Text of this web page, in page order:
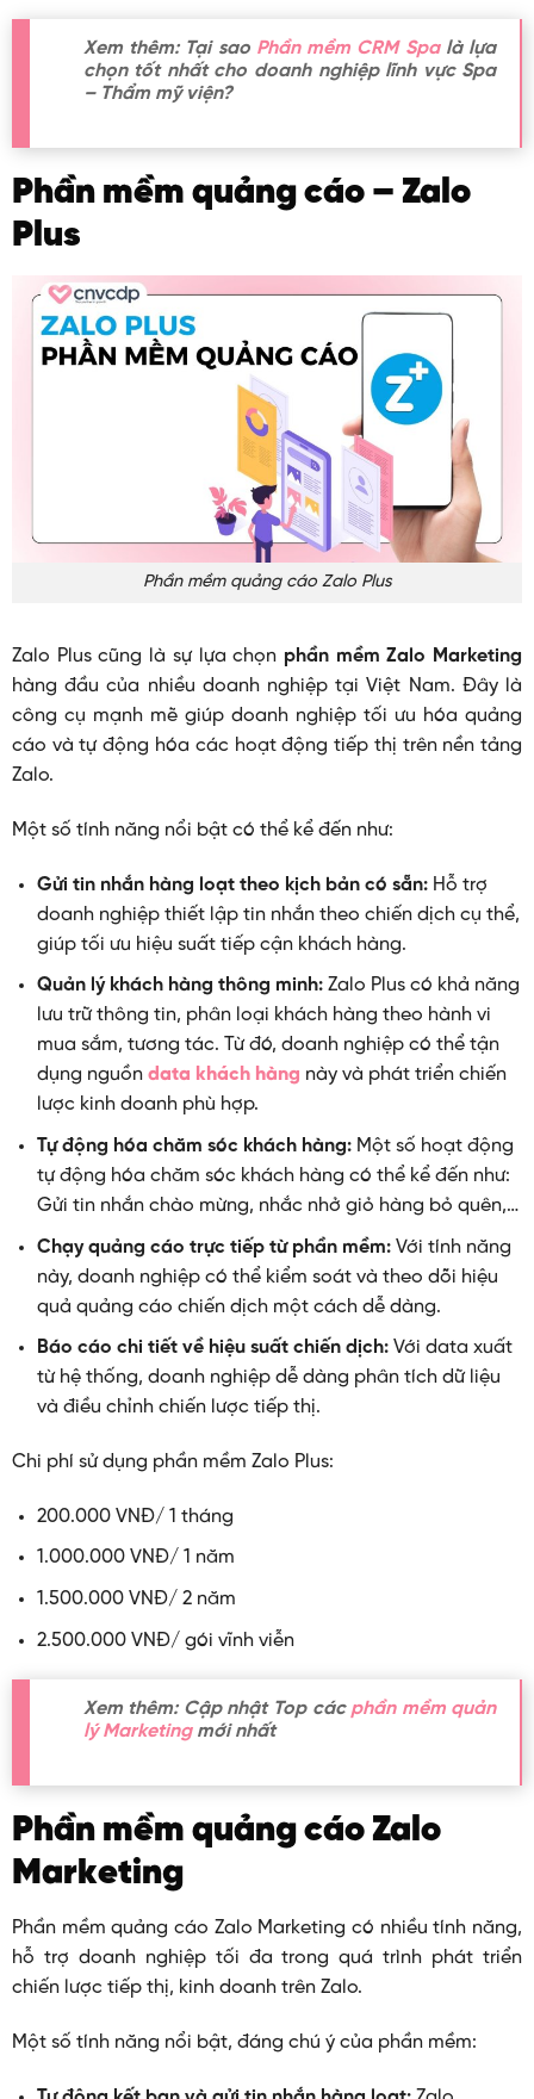
Xem thêm: Tại sao Phần mềm CRM Spalà lựa
chọn tốt nhất cho doanh nghiệp lĩnh vực Spa
– Thẩm mỹ viện?
Phần mềm quảng cáo – Zalo
Plus
Phần mềm quảng cáo Zalo Plus
Zalo Plus cũng là sự lựa chọn phần mềm Zalo Marketing
hàng đầu của nhiều doanh nghiệp tại Việt Nam. Đây là
công cụ mạnh mẽ giúp doanh nghiệp tối ưu hóa quảng
cáo và tự động hóa các hoạt động tiếp thị trên nền tảng
Zalo.
Một số tính năng nổi bật có thể kể đến như:
Gửi tin nhắn hàng loạt theo kịch bản có sẵn:Hỗ trợ
doanh nghiệp thiết lập tin nhắn theo chiến dịch cụ thể,
giúp tối ưu hiệu suất tiếp cận khách hàng.
Quản lý khách hàng thông minh:Zalo Plus có khả năng
lưu trữ thông tin, phân loại khách hàng theo hành vi
mua sắm, tương tác. Từ đó, doanh nghiệp có thể tận
dụng nguồn data khách hàng này và phát triển chiến
lược kinh doanh phù hợp.
Tự động hóa chăm sóc khách hàng:Một số hoạt động
tự động hóa chăm sóc khách hàng có thể kể đến như:
Gửi tin nhắn chào mừng, nhắc nhở giỏ hàng bỏ quên,…
Chạy quảng cáo trực tiếp từ phần mềm:Với tính năng
này, doanh nghiệp có thể kiểm soát và theo dõi hiệu
quả quảng cáo chiến dịch một cách dễ dàng.
Báo cáo chi tiết về hiệu suất chiến dịch:Với data xuất
từ hệ thống, doanh nghiệp dễ dàng phân tích dữ liệu
và điều chỉnh chiến lược tiếp thị.
Chi phí sử dụng phần mềm Zalo Plus:
200.000 VNĐ/ 1 tháng
1.000.000 VNĐ/ 1 năm
1.500.000 VNĐ/ 2 năm
2.500.000 VNĐ/ gói vĩnh viễn
Xem thêm: Cập nhật Top các phần mềm quản
lý Marketingmới nhất
Phần mềm quảng cáo Zalo
Marketing
Phần mềm quảng cáo Zalo Marketing có nhiều tính năng,
hỗ trợ doanh nghiệp tối đa trong quá trình phát triển
chiến lược tiếp thị, kinh doanh trên Zalo.
Một số tính năng nổi bật, đáng chú ý của phần mềm: